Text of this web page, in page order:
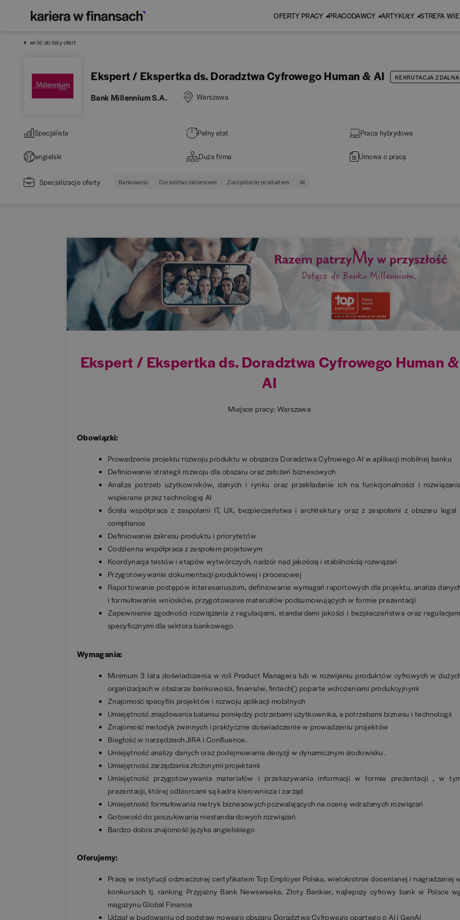
OFERTY PRACY PRACODAWCY ARTYKUŁY STREFA
wróć do listy ofert
Ekspert / Ekspertka ds. Doradztwa Cyfrowego Human & AI REKRUTACJA ZDALNA
Bank Millennium S.A. Warszawa
Specjalista Pełny etat Praca hybrydowa
angielski Duża firma Umowa o pracę
Specjalizacje oferty Bankowość Doradztwo biznesowe Zarządzanie produktem AI
Ekspert / Ekspertka ds. Doradztwa Cyfrowego Human &
AI
Miejsce pracy: Warszawa
Obowiązki:
Prowadzenie projektu rozwoju produktu w obszarze Doradztwa Cyfrowego AI w aplikacji mobilnej banku
Definiowanie strategii rozwoju dla obszaru oraz założeń biznesowych
Analiza potrzeb użytkowników, danych i rynku oraz przekładanie ich na funkcjonalności i
wspierane przez technologię AI
Ścisła współpraca z zespołami IT, UX, bezpieczeństwa i architektury oraz z zespołami z obszaru legal
compliance
Definiowanie zakresu produktu i priorytetów
Codzienna współpraca z zespołem projetowym
Koordynacja testów i etapów wytwórczych, nadzór nad jakością i stabilnością rozwiązań
Przygotowywanie dokumentacji produktowej i procesowej
Raportowanie postępów interesariuszom, definiowanie wymagań raportowych dla projektu, analiza
i formułowanie wniosków, przygotowanie materiałów podsumowujących w formie prezentacji
Zapewnienie zgodności rozwiązania z regulacjami, standardami jakości i bezpieczeństwa oraz
specyficznymi dla sektora bankowego
Wymagania:
Minimum 3 lata doświadczenia w roli Product Managera lub w rozwijaniu produktów cyfrowych w
organizacjach w obszarze bankowości, finansów, fintech() poparte wdrożeniami produkcyjnymi
Znajomość specyfiki projektów i rozwoju aplikacji mobilnych
Umiejętność znajdowania balansu pomiędzy potrzebami użytkownika, a potrzebami biznesu i technologii
Znajomość metodyk zwinnych i praktyczne doświadczenie w prowadzeniu projektów
Biegłość w narzędziach JIRA i Confluence.
Umiejętność analizy danych oraz podejmowania decyzji w dynamicznym środowisku.
Umiejętność zarządzania złożonymi projektami
Umiejętność przygotowywania materiałów i przekazywania informacji w formie prezentacji , w
prezentacji, której odbiorcami są kadra kierownicza i zarząd
Umiejetność formułowania metryk biznesowych pozwalających na ocenę wdrażanych rozwiązań
Gotowość do poszukiwania niestandardowych rozwiązań
Bardzo dobra znajomość języka angielskiego
Oferujemy:
Pracę w instytucji odznaczonej certyfikatem Top Employer Polska, wielokrotnie docenianej i nagradzanej
konkursach tj. ranking Przyjazny Bank Newsweeka, Złoty Bankier, najlepszy cyfrowy bank w Polsce
magazynu Global Finance
Udział w budowaniu od podstaw nowego obszaru Doradztwa Cyfrowego opartego o AI i GenAI